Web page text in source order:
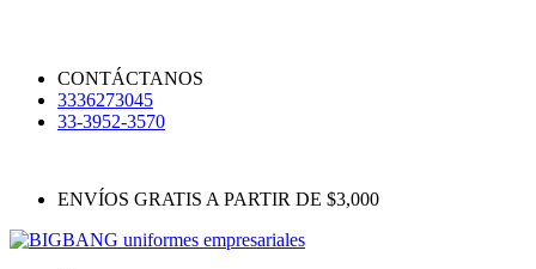
CONTÁCTANOS
3336273045
33-3952-3570
ENVÍOS GRATIS A PARTIR DE $3,000